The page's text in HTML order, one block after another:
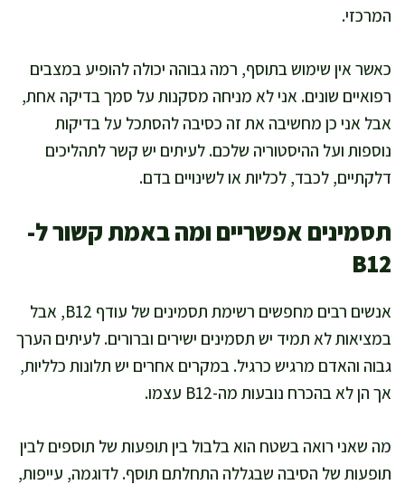
המרכזי.
כאשר אין שימוש בתוסף, רמה גבוהה יכולה להופיע במצבים
רפואיים שונים. אני לא מניחה מסקנות על סמך בדיקה אחת,
אבל אני כן מחשיבה את זה כסיבה להסתכל על בדיקות
נוספות ועל ההיסטוריה שלכם. לעיתים יש קשר לתהליכים
דלקתיים, לכבד, לכליות או לשינויים בדם.
תסמינים אפשריים ומה באמת קשור ל-
B12
אנשים רבים מחפשים רשימת תסמינים של עודף B12, אבל
במציאות לא תמיד יש תסמינים ישירים וברורים. לעיתים הערך
גבוה והאדם מרגיש כרגיל. במקרים אחרים יש תלונות כלליות,
אך הן לא בהכרח נובעות מה-B12 עצמו.
מה שאני רואה בשטח הוא בלבול בין תופעות של תוספים לבין
תופעות של הסיבה שבגללה התחלתם תוסף. לדוגמה, עייפות,